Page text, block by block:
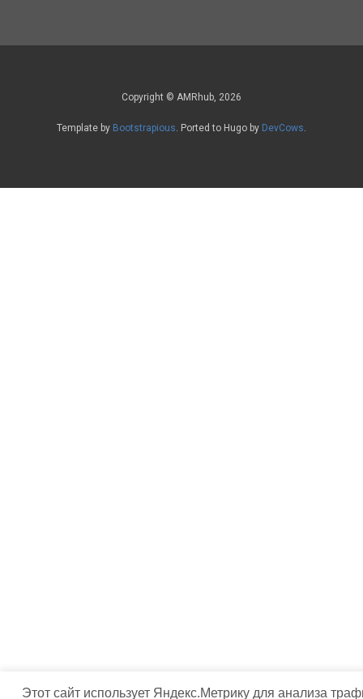
Этот сайт использует Яндекс.Метрику для анализа
Copyright © AMRhub, 2026
Template by Bootstrapious. Ported to Hugo by DevCows.